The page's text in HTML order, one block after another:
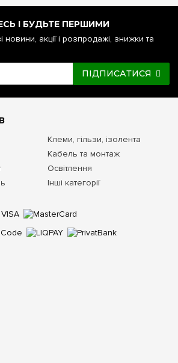
І БУДЬТЕ ПЕРШИМИ
новини, акції і розпродажі, знижки та
ПІДПИСАТИСЯ
Клеми, гільзи, ізолента
Кабель та монтаж
Освітлення
Інші категорії